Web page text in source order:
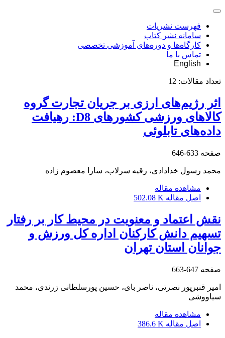
فهرست نشریات
سامانه نشر کتاب
کارگاه‌ها و دوره‌های آموزشی تخصصی
تماس با ما
English
تعداد مقالات: 12
اثر رژیم‌های ارزی بر جریان تجارت گروه
کالاهای ورزشی کشورهای D8: رهیافت
داده‌های تابلوئی
صفحه 633-646
محمد رسول خدادادی، رقیه سرلاب، سارا معصوم زاده
مشاهده مقاله
اصل مقاله 502.08 K
نقش اعتماد و معنویت در محیط کار بر رفتار
تسهیم دانش کارکنان اداره کل ورزش و
جوانان استان تهران
صفحه 647-663
امیر قنبرپور نصرتی، ناصر بای، حسین پورسلطانی زرندی، محمد
سیاووشی
مشاهده مقاله
اصل مقاله 386.6 K